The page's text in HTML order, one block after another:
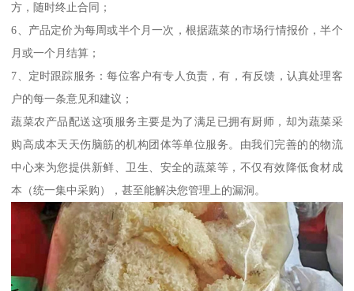
方，随时终止合同；
6、产品定价为每周或半个月一次，根据蔬菜的市场行情报价，半个
月或一个月结算；
7、定时跟踪服务：每位客户有专人负责，有，有反馈，认真处理客
户的每一条意见和建议；
蔬菜农产品配送这项服务主要是为了满足已拥有厨师，却为蔬菜采
购高成本天天伤脑筋的机构团体等单位服务。由我们完善的的物流
中心来为您提供新鲜、卫生、安全的蔬菜等，不仅有效降低食材成
本（统一集中采购），甚至能解决您管理上的漏洞。